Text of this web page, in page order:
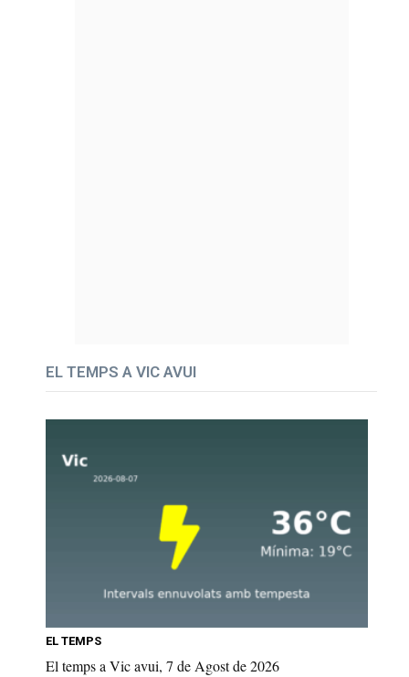
EL TEMPS A VIC AVUI
EL TEMPS
El temps a Vic avui, 7 de Agost de 2026